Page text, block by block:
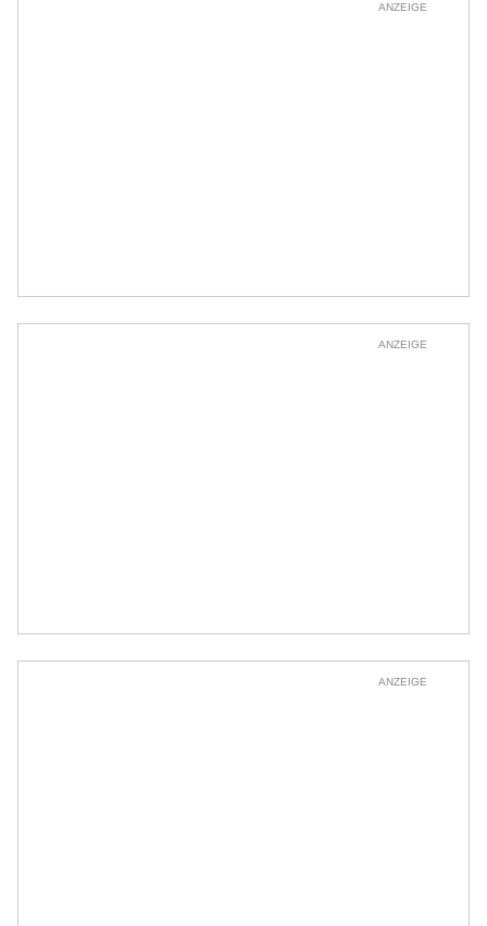
ANZEIGE
ANZEIGE
ANZEIGE